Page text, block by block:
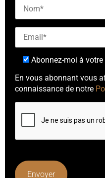
Abonnez-moi à
En vous abonnant vous
connaissance de notre